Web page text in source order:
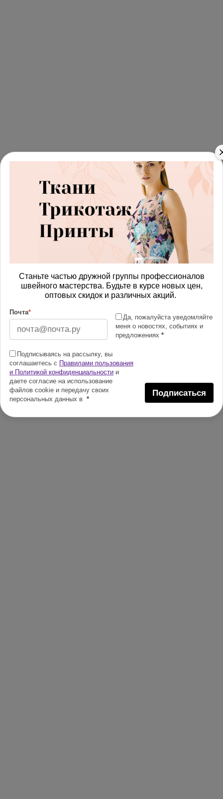
Станьте частью дружной группы профессионалов
швейного мастерства. Будьте в курсе новых цен,
оптовых скидок и различных акций.
Почта*
Да, пожалуйста уведомляйте
меня о новостях, событиях и
предложениях *
Подписываясь на рассылку, вы
соглашаетесь с Правилами пользования
и Политикой конфиденциальности и
даете согласие на использование
файлов cookie и передачу своих
персональных данных в *
Подписаться